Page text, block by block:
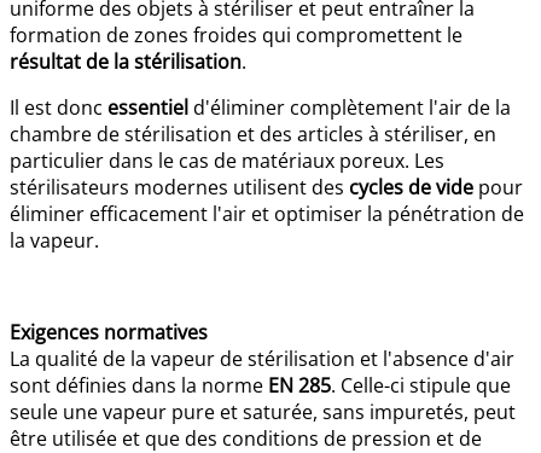
uniforme des objets à stériliser et peut entraîner la
formation de zones froides qui compromettent le
résultat de la stérilisation.
Il est donc essentield'éliminer complètement l'air de la
chambre de stérilisation et des articles à stériliser, en
particulier dans le cas de matériaux poreux. Les
stérilisateurs modernes utilisent des cycles de vide pour
éliminer efficacement l'air et optimiser la pénétration de
la vapeur.
Exigences normatives
La qualité de la vapeur de stérilisation et l'absence d'air
sont définies dans la norme EN 285. Celle-ci stipule que
seule une vapeur pure et saturée, sans impuretés, peut
être utilisée et que des conditions de pression et de